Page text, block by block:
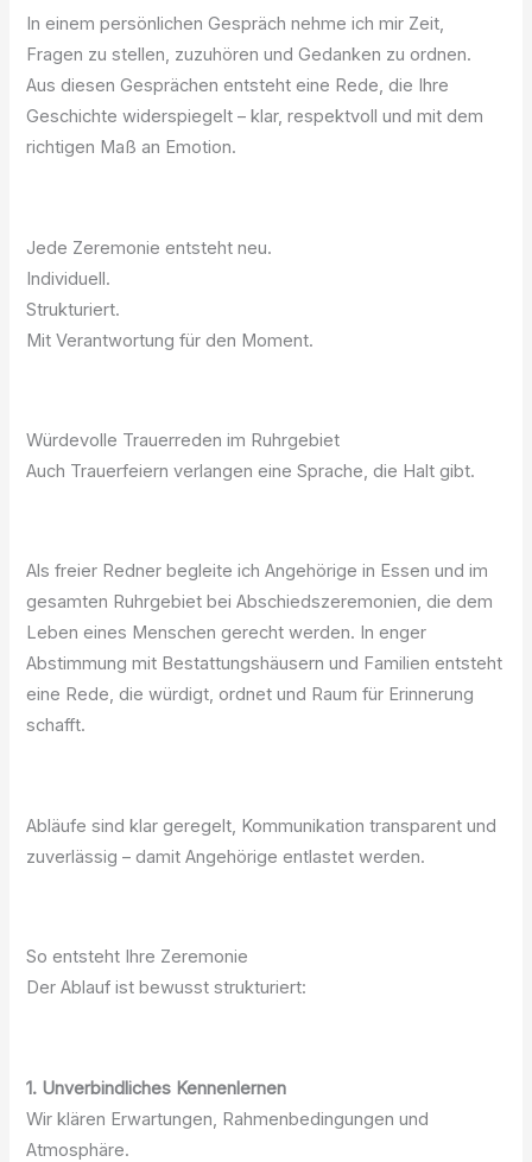
In einem persönlichen Gespräch nehme ich mir Zeit,
Fragen zu stellen, zuzuhören und Gedanken zu ordnen.
Aus diesen Gesprächen entsteht eine Rede, die Ihre
Geschichte widerspiegelt – klar, respektvoll und mit dem
richtigen Maß an Emotion.
Jede Zeremonie entsteht neu.
Individuell.
Strukturiert.
Mit Verantwortung für den Moment.
Würdevolle Trauerreden im Ruhrgebiet
Auch Trauerfeiern verlangen eine Sprache, die Halt gibt.
Als freier Redner begleite ich Angehörige in Essen und im
gesamten Ruhrgebiet bei Abschiedszeremonien, die dem
Leben eines Menschen gerecht werden. In enger
Abstimmung mit Bestattungshäusern und Familien entsteht
eine Rede, die würdigt, ordnet und Raum für Erinnerung
schafft.
Abläufe sind klar geregelt, Kommunikation transparent und
zuverlässig – damit Angehörige entlastet werden.
So entsteht Ihre Zeremonie
Der Ablauf ist bewusst strukturiert:
1. Unverbindliches Kennenlernen
Wir klären Erwartungen, Rahmenbedingungen und
Atmosphäre.